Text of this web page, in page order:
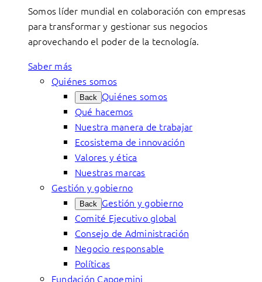
Somos líder mundial en colaboración con empresas
para transformar y gestionar sus negocios
aprovechando el poder de la tecnología.
Saber más
Quiénes somos
Back Quiénes somos
Qué hacemos
Nuestra manera de trabajar
Ecosistema de innovación
Valores y ética
Nuestras marcas
Gestión y gobierno
Back Gestión y gobierno
Comité Ejecutivo global
Consejo de Administración
Negocio responsable
Políticas
Fundación Capgemini